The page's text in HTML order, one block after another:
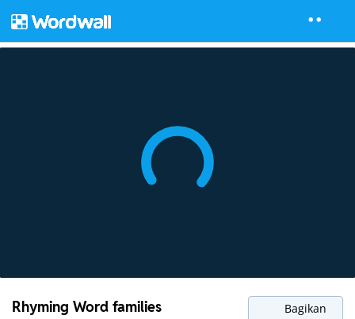
Rhyming Word families Bagikan